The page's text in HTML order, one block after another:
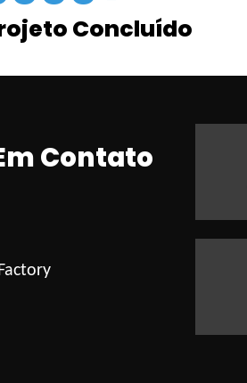
Concluído
Contato